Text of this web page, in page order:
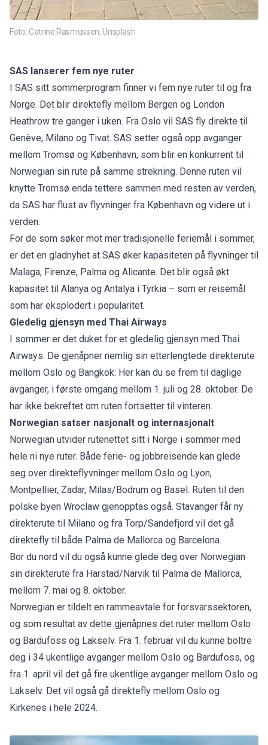
Foto: Catrine Rasmussen, Unsplash
SAS lanserer fem nye ruter
I SAS sitt sommerprogram finner vi fem nye ruter til og fra
Norge. Det blir direktefly mellom Bergen og London
Heathrow tre ganger i uken. Fra Oslo vil SAS fly direkte til
Genève, Milano og Tivat. SAS setter også opp avganger
mellom Tromsø og København, som blir en konkurrent til
Norwegian sin rute på samme strekning. Denne ruten vil
knytte Tromsø enda tettere sammen med resten av verden,
da SAS har flust av flyvninger fra København og videre ut i
verden.
For de som søker mot mer tradisjonelle feriemål i sommer,
er det en gladnyhet at SAS øker kapasiteten på flyvninger til
Malaga, Firenze, Palma og Alicante. Det blir også økt
kapasitet til Alanya og Antalya i Tyrkia – som er reisemål
som har eksplodert i popularitet.
Gledelig gjensyn med Thai Airways
I sommer er det duket for et gledelig gjensyn med Thai
Airways. De gjenåpner nemlig sin etterlengtede direkterute
mellom Oslo og Bangkok. Her kan du se frem til daglige
avganger, i første omgang mellom 1. juli og 28. oktober. De
har ikke bekreftet om ruten fortsetter til vinteren.
Norwegian satser nasjonalt og internasjonalt
Norwegian utvider rutenettet sitt i Norge i sommer med
hele ni nye ruter. Både ferie- og jobbreisende kan glede
seg over direkteflyvninger mellom Oslo og Lyon,
Montpellier, Zadar, Milas/Bodrum og Basel. Ruten til den
polske byen Wroclaw gjenopptas også. Stavanger får ny
direkterute til Milano og fra Torp/Sandefjord vil det gå
direktefly til både Palma de Mallorca og Barcelona.
Bor du nord vil du også kunne glede deg over Norwegian
sin direkterute fra Harstad/Narvik til Palma de Mallorca,
mellom 7. mai og 8. oktober.
Norwegian er tildelt en rammeavtale for forsvarssektoren,
og som resultat av dette gjenåpnes det ruter mellom Oslo
og Bardufoss og Lakselv. Fra 1. februar vil du kunne boltre
deg i 34 ukentlige avganger mellom Oslo og Bardufoss, og
fra 1. april vil det gå fire ukentlige avganger mellom Oslo og
Lakselv. Det vil også gå direktefly mellom Oslo og
Kirkenes i hele 2024.